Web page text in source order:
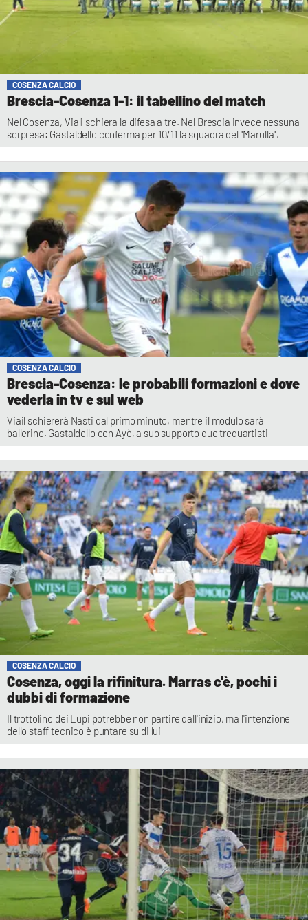
COSENZA CALCIO
Brescia-Cosenza 1-1: il tabellino del match
Nel Cosenza, Viali schiera la difesa a tre. Nel Brescia invece nessuna
sorpresa: Gastaldello conferma per 10/11 la squadra del "Marulla".
COSENZA CALCIO
Brescia-Cosenza: le probabili formazioni e dove
vederla in tv e sul web
Viail schiererà Nasti dal primo minuto, mentre il modulo sarà
ballerino. Gastaldello con Ayè, a suo supporto due trequartisti
COSENZA CALCIO
Cosenza, oggi la rifinitura. Marras c'è, pochi i
dubbi di formazione
Il trottolino dei Lupi potrebbe non partire dall'inizio, ma l'intenzione
dello staff tecnico è puntare su di lui